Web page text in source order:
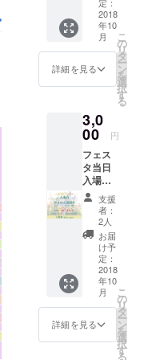
ディカルな
視点からア
ブの活用法
く自ら講座
を開くよう
ルチャース
クール講
師、各種団
体主催のセ
ミナー経験
は豊富。高
齢者介護施
設ボラン
ティアにも
長年携わっ
てきた。
しま
す。 ＜
備考欄
＞に、
①お名
所 ④電
話番号
を、ご
記入の
うえ お
申込み
くださ
い。 ※
チケッ
ト使用
は、
2018年
11月10
日フェ
スタ当
日限り
有効で
2018年
11月10
日の
「ゆる
ゆる感
謝祭』
開催時
ご来場
者及び
関係者
に配布
しま
す。
（※こち
らは
「ゆる
ゆる感
謝祭」
のフラ
イヤー
出店権
利とな
りま
す） な
2018
年10
月
詳細を見る
こ
の
リ
タ
ー
ン
を
選
択
す
る
3,0
00 円
フェス
タ当日
入場チ
ケット
です。
11月10
日「ゆ
るゆる
感謝
祭」終
了後、
収益の
一部を
「子ど
も食
堂」に
支援
者：
2人
お届
け予
定：
2018
年10
月
詳細を見る
こ
の
リ
タ
ー
ン
を
選
択
す
る